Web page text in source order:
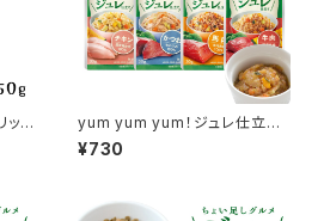
ップ
50
yum yum yum！ジュレ仕立て
4袋はじめてセット
¥730